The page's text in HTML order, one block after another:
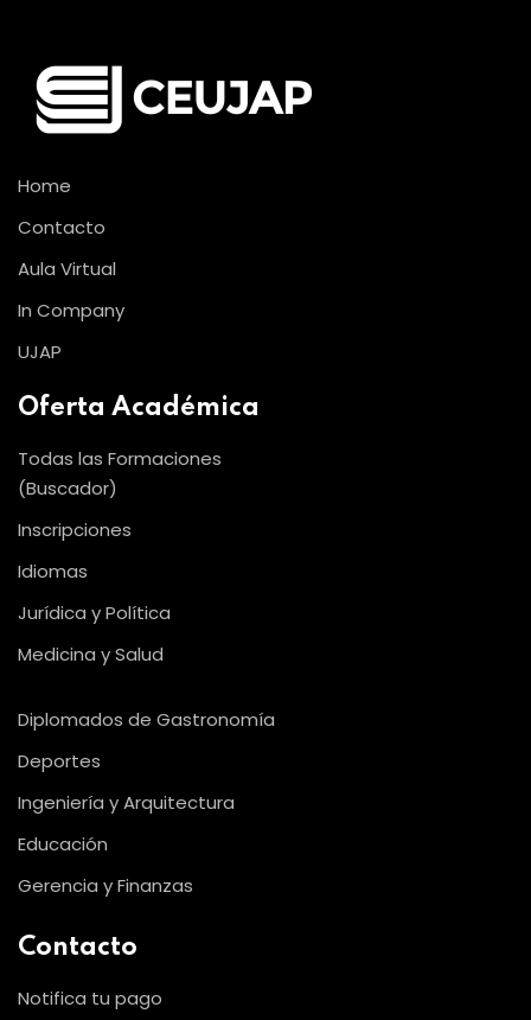
Home
Contacto
Aula Virtual
In Company
UJAP
Oferta Académica
Todas las Formaciones
(Buscador)
Inscripciones
Idiomas
Jurídica y Política
Medicina y Salud
Diplomados de Gastronomía
Deportes
Ingeniería y Arquitectura
Educación
Gerencia y Finanzas
Contacto
Notifica tu pago